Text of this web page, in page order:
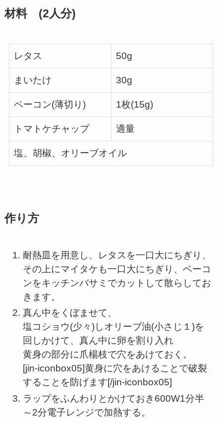
材料 (2人分)
レタス 50g
まいたけ 30g
ベーコン(薄切り) 1枚(15g)
トマトケチャップ 適量
塩、胡椒、オリーブオイル
作り方
耐熱皿を用意し、レタスを一口大にちぎり、
その上にマイタケも一口大にちぎり、ベーコ
ンをキッチンバサミでカットして散らしてお
きます。
真ん中をくぼませて、
塩コショウ(少々)しオリーブ油(小さじ１)を
回しかけて、真ん中に卵を割り入れ
黄身の部分に爪楊枝で穴をあけておく。
[jin-iconbox05]黄身に穴をあけることで破裂
することを防げます[/jin-iconbox05]
ラップをふんわりとかけておき600W1分半
～2分電子レンジで加熱する。